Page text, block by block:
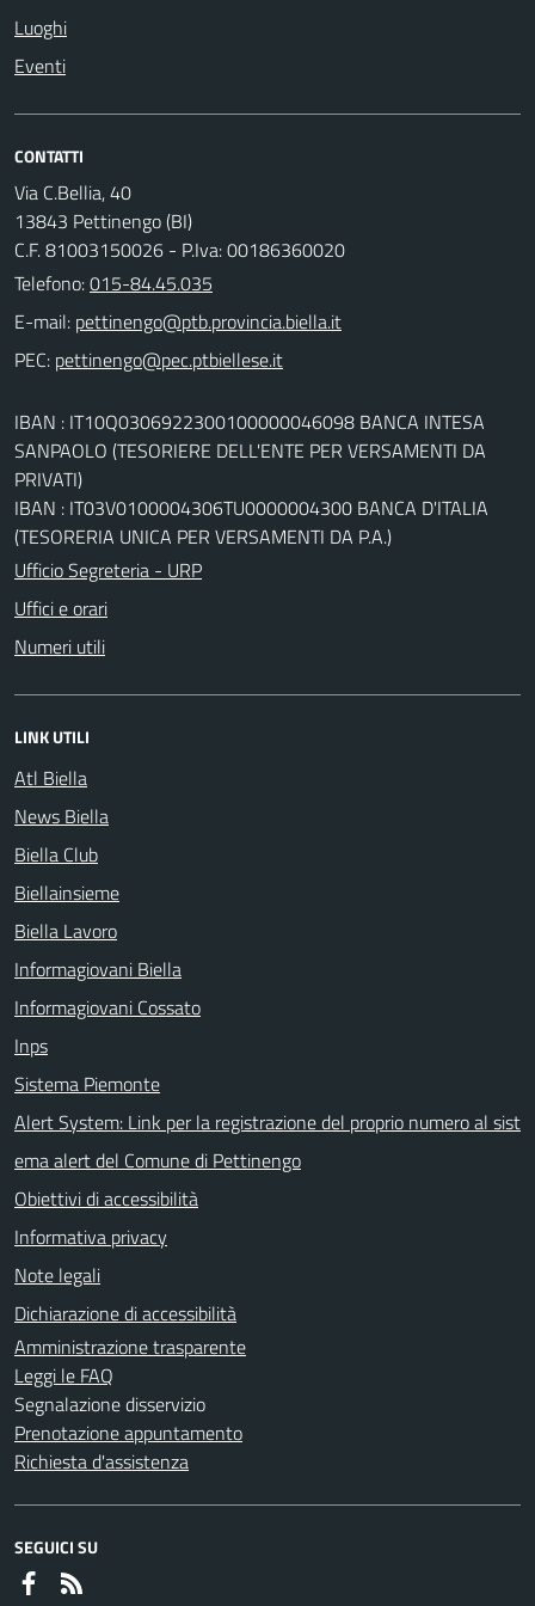
Luoghi
Eventi
CONTATTI
Via C.Bellia, 40
13843 Pettinengo (BI)
C.F. 81003150026 - P.Iva: 00186360020
Telefono:015-84.45.035
E-mail:
PEC:
IBAN : IT10Q0306922300100000046098 BANCA INTESA
SANPAOLO (TESORIERE DELL'ENTE PER VERSAMENTI DA
PRIVATI)
IBAN : IT03V0100004306TU0000004300 BANCA D'ITALIA
(TESORERIA UNICA PER VERSAMENTI DA P.A.)
Ufficio Segreteria - URP
Uffici e orari
Numeri utili
LINK UTILI
Atl Biella
News Biella
Biella Club
Biellainsieme
Biella Lavoro
Informagiovani Biella
Informagiovani Cossato
Inps
Sistema Piemonte
Alert System: Link per la registrazione del proprio numero al sist
ema alert del Comune di Pettinengo
Obiettivi di accessibilità
Informativa privacy
Note legali
Dichiarazione di accessibilità
Amministrazione trasparente
Leggi le FAQ
Segnalazione disservizio
Prenotazione appuntamento
Richiesta d'assistenza
SEGUICI SU